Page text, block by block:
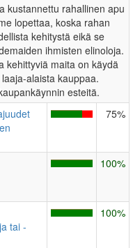
kustannettu rahallinen apu
lopettaa, koska rahan
kehitystä eikä se
ihmisten elinoloja.
kehittyviä maita on käydä
alaista kauppaa.
esteitä.
75%
100%
tai -
100%